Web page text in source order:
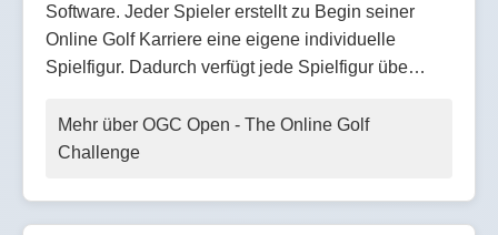
Software. Jeder Spieler erstellt zu Begin seiner
Online Golf Karriere eine eigene individuelle
Spielfigur. Dadurch verfügt jede Spielfigur übe…
Mehr über OGC Open - The Online Golf
Challenge